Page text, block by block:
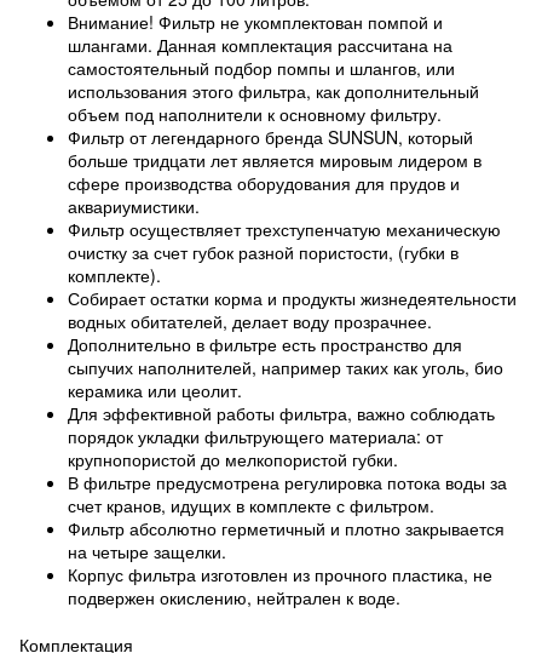
Внимание! Фильтр не укомплектован помпой и
шлангами. Данная комплектация рассчитана на
самостоятельный подбор помпы и шлангов, или
использования этого фильтра, как дополнительный
объем под наполнители к основному фильтру.
Фильтр от легендарного бренда SUNSUN, который
больше тридцати лет является мировым лидером в
сфере производства оборудования для прудов и
аквариумистики.
Фильтр осуществляет трехступенчатую механическую
очистку за счет губок разной пористости, (губки в
комплекте).
Собирает остатки корма и продукты жизнедеятельности
водных обитателей, делает воду прозрачнее.
Дополнительно в фильтре есть пространство для
сыпучих наполнителей, например таких как уголь, био
керамика или цеолит.
Для эффективной работы фильтра, важно соблюдать
порядок укладки фильтрующего материала: от
крупнопористой до мелкопористой губки.
В фильтре предусмотрена регулировка потока воды за
счет кранов, идущих в комплекте с фильтром.
Фильтр абсолютно герметичный и плотно закрывается
на четыре защелки.
Корпус фильтра изготовлен из прочного пластика, не
подвержен окислению, нейтрален к воде.
Комплектация